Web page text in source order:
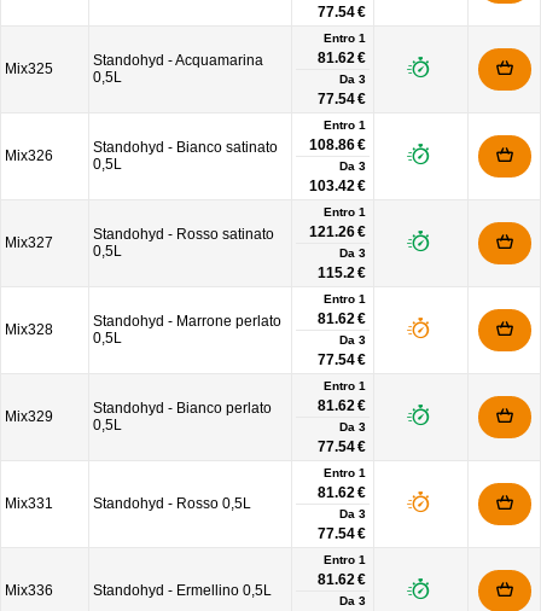
77.54 €
Mix325
Standohyd - Acquamarina
0,5L
Entro 1
81.62 €
Da 3
77.54 €
Mix326
Standohyd - Bianco satinato
0,5L
Entro 1
108.86 €
Da 3
103.42 €
Mix327
Standohyd - Rosso satinato
0,5L
Entro 1
121.26 €
Da 3
115.2 €
Mix328
Standohyd - Marrone perlato
0,5L
Entro 1
81.62 €
Da 3
77.54 €
Mix329
Standohyd - Bianco perlato
0,5L
Entro 1
81.62 €
Da 3
77.54 €
Mix331 Standohyd - Rosso 0,5L
Entro 1
81.62 €
Da 3
77.54 €
Mix336 Standohyd - Ermellino 0,5L
Entro 1
81.62 €
Da 3